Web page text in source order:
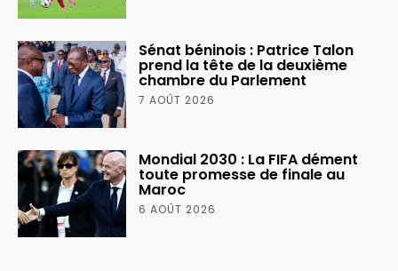
Sénat béninois : Patrice Talon
prend la tête de la deuxième
chambre du Parlement
7 AOÛT 2026
Mondial 2030 : La FIFA dément
toute promesse de finale au
Maroc
6 AOÛT 2026